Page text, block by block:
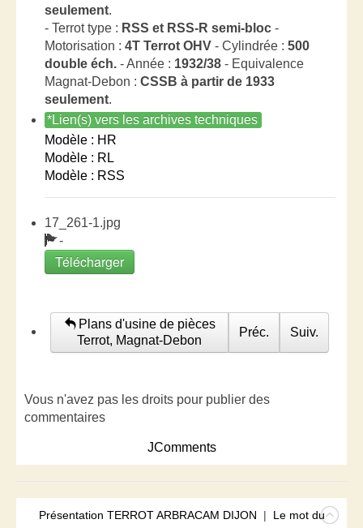
seulement.
- Terrot type : RSS et RSS-R semi-bloc -
Motorisation : 4T Terrot OHV - Cylindrée : 500
double éch. - Année : 1932/38 - Equivalence
Magnat-Debon : CSSB à partir de 1933
seulement.
*Lien(s) vers les archives techniques
Modèle : HR
Modèle : RL
Modèle : RSS
17_261-1.jpg
-
Télécharger
Plans d'usine de pièces
Terrot, Magnat-Debon
Préc. Suiv.
Vous n'avez pas les droits pour publier des
commentaires
JComments
Présentation TERROT ARBRACAM DIJON | Le mot du